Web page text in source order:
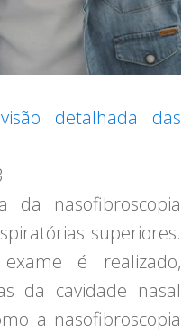
detalhada das
da nasofibroscopia
superiores.
é realizado,
da cavidade nasal
a nasofibroscopia